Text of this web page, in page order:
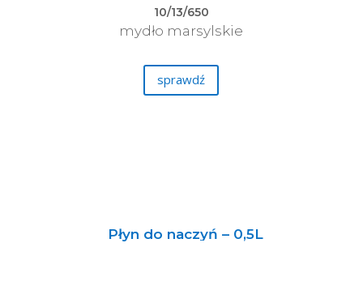
10/13/650
mydło marsylskie
sprawdź
Płyn do naczyń – 0,5L